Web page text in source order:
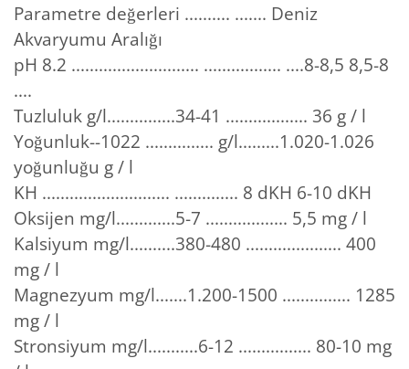
Parametre değerleri .......... ....... Deniz
Akvaryumu Aralığı
pH 8.2 ............................ ................. ....8-8,5 8,5-8
....
Tuzluluk g/l...............34-41 .................. 36 g / l
Yoğunluk--1022 ............... g/l.........1.020-1.026
yoğunluğu g / l
KH ............................ .............. 8 dKH 6-10 dKH
Oksijen mg/l.............5-7 .................. 5,5 mg / l
Kalsiyum mg/l..........380-480 ..................... 400
mg / l
Magnezyum mg/l.......1.200-1500 ............... 1285
mg / l
Stronsiyum mg/l...........6-12 ................ 80-10 mg